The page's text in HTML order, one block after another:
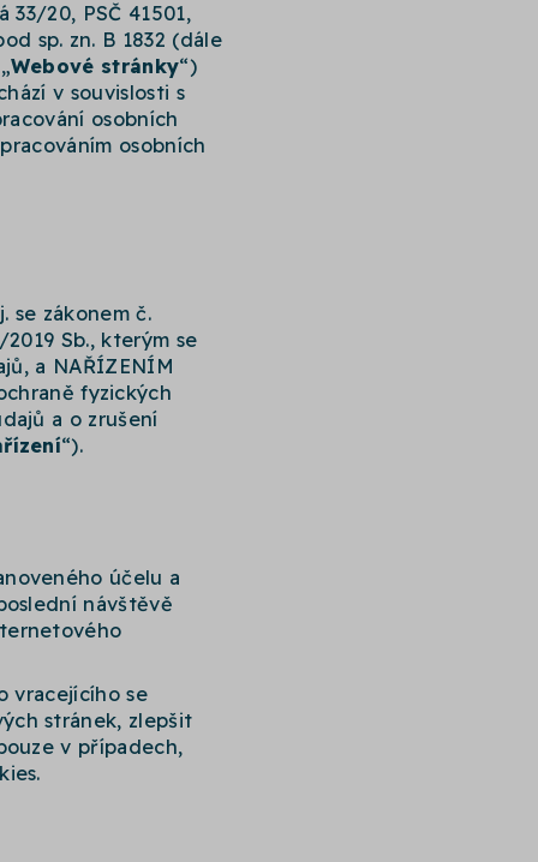
33/20, PSČ 41501,
sp. zn. B 1832 (dále
Webové stránky“)
v souvislosti s
osobních
osobních
se zákonem č.
2019 Sb., kterým se
a NAŘÍZENÍM
fyzických
a o zrušení
“).
účelu a
návštěvě
vracejícího se
stránek, zlepšit
v případech,